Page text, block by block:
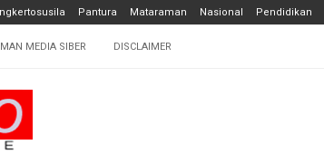
Pantura Mataraman Nasional Pendidikan
MEDIA SIBER DISCLAIMER